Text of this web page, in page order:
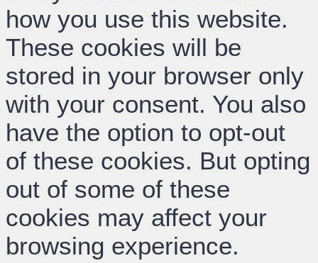
how you use this website.
These cookies will be
stored in your browser only
with your consent. You also
have the option to opt-out
of these cookies. But opting
out of some of these
cookies may affect your
browsing experience.